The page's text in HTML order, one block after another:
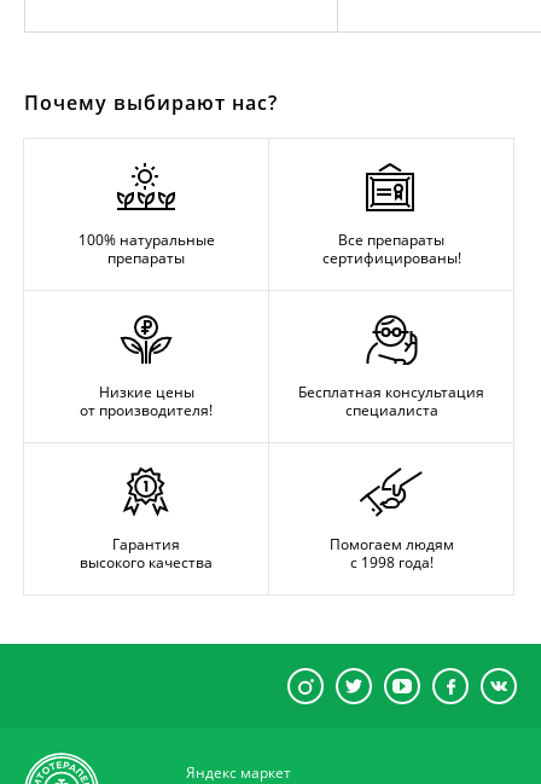
Почему выбирают нас?
100% натуральные
препараты
Все препараты
сертифицированы!
Низкие цены
от производителя!
Бесплатная консультация
специалиста
Гарантия
высокого качества
Помогаем людям
с 1998 года!
Яндекс маркет